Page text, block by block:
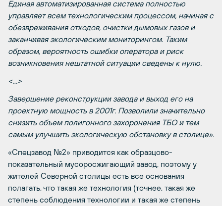
Единая автоматизированная система полностью
управляет всем технологическим процессом, начиная с
обезвреживания отходов, очистки дымовых газов и
заканчивая экологическим мониторингом. Таким
образом, вероятность ошибки оператора и риск
возникновения нештатной ситуации сведены к нулю.
<…>
Завершение реконструкции завода и выход его на
проектную мощность в 2001г. Позволили значительно
снизить объем полигонного захоронения ТБО и тем
самым улучшить экологическую обстановку в столице».
«Спецзавод №2» приводится как образцово-
показательный мусоросжигающий завод, поэтому у
жителей Северной столицы есть все основания
полагать, что такая же технология (точнее, такая же
степень соблюдения технологии и такая же степень